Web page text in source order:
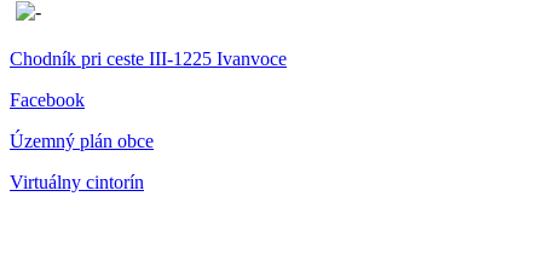
Chodník pri ceste III-1225 Ivanvoce
Facebook
Územný plán obce
Virtuálny cintorín